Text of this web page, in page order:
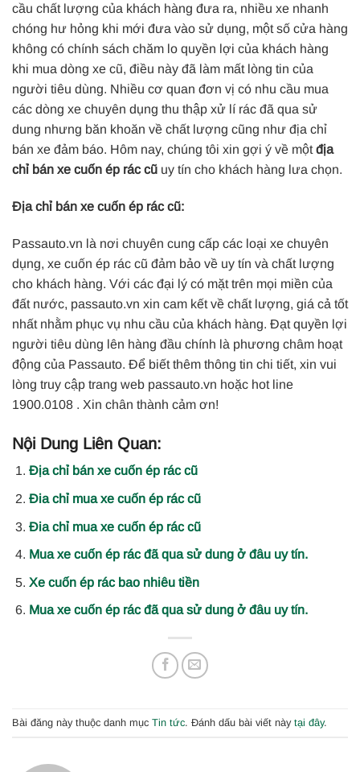
cầu chất lượng của khách hàng đưa ra, nhiều xe nhanh
chóng hư hỏng khi mới đưa vào sử dụng, một số cửa hàng
không có chính sách chăm lo quyền lợi của khách hàng
khi mua dòng xe cũ, điều này đã làm mất lòng tin của
người tiêu dùng. Nhiều cơ quan đơn vị có nhu cầu mua
các dòng xe chuyên dụng thu thập xử lí rác đã qua sử
dung nhưng băn khoăn về chất lượng cũng như địa chỉ
bán xe đảm báo. Hôm nay, chúng tôi xin gợi ý về một địa
chỉ bán xe cuốn ép rác cũ uy tín cho khách hàng lưa chọn.
Địa chỉ bán xe cuốn ép rác cũ:
Passauto.vn là nơi chuyên cung cấp các loại xe chuyên
dụng, xe cuốn ép rác cũ đảm bảo về uy tín và chất lượng
cho khách hàng. Với các đại lý có mặt trên mọi miền của
đất nước, passauto.vn xin cam kết về chất lượng, giá cả tốt
nhất nhằm phục vụ nhu cầu của khách hàng. Đạt quyền lợi
người tiêu dùng lên hàng đầu chính là phương châm hoạt
động của Passauto. Để biết thêm thông tin chi tiết, xin vui
lòng truy cập trang web passauto.vn hoặc hot line
1900.0108 . Xin chân thành cảm ơn!
Nội Dung Liên Quan:
Địa chỉ bán xe cuốn ép rác cũ
Đia chỉ mua xe cuốn ép rác cũ
Đia chỉ mua xe cuốn ép rác cũ
Mua xe cuốn ép rác đã qua sử dung ở đâu uy tín.
Xe cuốn ép rác bao nhiêu tiền
Mua xe cuốn ép rác đã qua sử dung ở đâu uy tín.
Bài đăng này thuộc danh mục Tin tức. Đánh dấu bài viết này tại đây.